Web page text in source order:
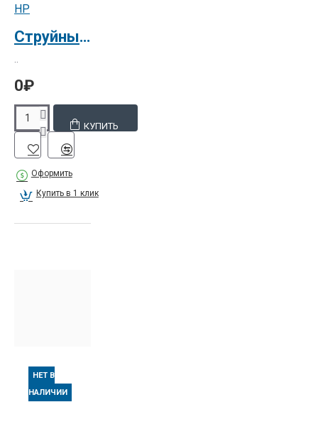
HP
Струйный плоттер HP DesignJet 5500 плоттер 60" / 152cm
0₽
КУПИТЬ
Оформить
Купить в 1 клик
НЕТ В
НАЛИЧИИ